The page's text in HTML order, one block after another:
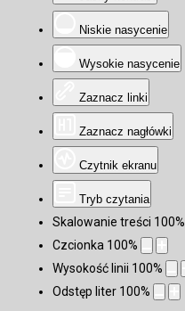
Niskie nasycenie
Wysokie nasycenie
Zaznacz linki
Zaznacz nagłówki
Czytnik ekranu
Tryb czytania
Skalowanie treści 100%
Czcionka 100%
Wysokość linii 100%
Odstęp liter 100%